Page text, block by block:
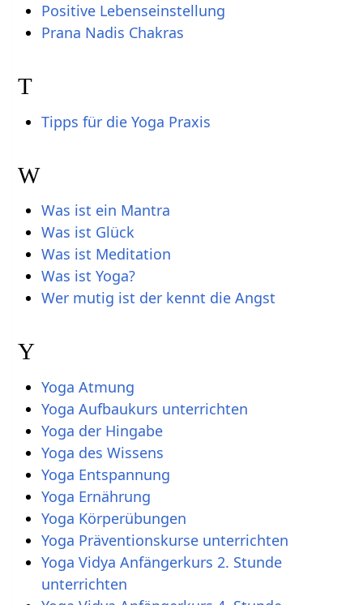
Positive Lebenseinstellung
Prana Nadis Chakras
T
Tipps für die Yoga Praxis
W
Was ist ein Mantra
Was ist Glück
Was ist Meditation
Was ist Yoga?
Wer mutig ist der kennt die Angst
Y
Yoga Atmung
Yoga Aufbaukurs unterrichten
Yoga der Hingabe
Yoga des Wissens
Yoga Entspannung
Yoga Ernährung
Yoga Körperübungen
Yoga Präventionskurse unterrichten
Yoga Vidya Anfängerkurs 2. Stunde
unterrichten